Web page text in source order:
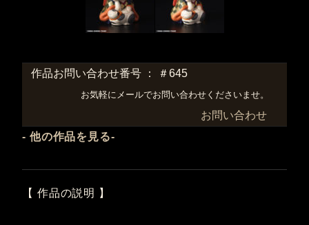
作品お問い合わせ番号 ： ＃645
お気軽にメールでお問い合わせくださいませ。
お問い合わせ
- 他の作品を見る-
【 作品の説明 】